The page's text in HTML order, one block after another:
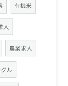
有機米
人
農業求人
ル